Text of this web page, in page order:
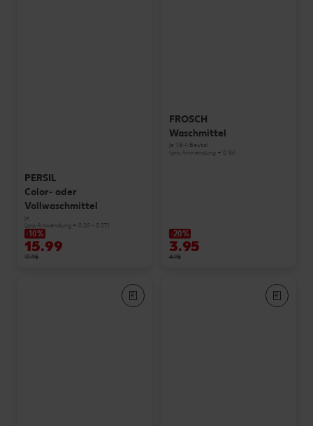
PERSIL
Color- oder
Vollwaschmittel
je
(pro Anwendung = 0.20 - 0.27)
-10%
15.99
17.95
FROSCH
Waschmittel
je 1,5-l-Beutel
(pro Anwendung = 0.16)
-20%
3.95
4.95